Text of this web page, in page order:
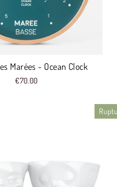
Marées - Ocean Clock
€70.00